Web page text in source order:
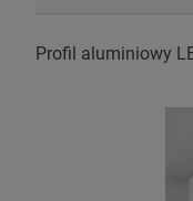
Profil aluminiowy